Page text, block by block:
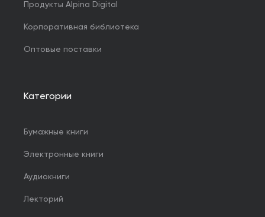
Продукты Alpina Digital
Корпоративная библиотека
Оптовые поставки
Категории
Бумажные книги
Электронные книги
Аудиокниги
Лекторий